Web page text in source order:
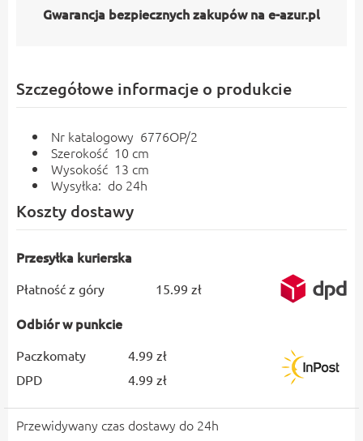
Gwarancja bezpiecznych zakupów na e-azur.pl
Szczegółowe informacje o produkcie
Nr katalogowy 6776OP/2
Szerokość 10 cm
Wysokość 13 cm
Wysyłka: do 24h
Koszty dostawy
Przesyłka kurierska
Płatność z góry 15.99 zł
Odbiór w punkcie
Paczkomaty
4.99 zł
DPD
4.99 zł
Przewidywany czas dostawy do 24h